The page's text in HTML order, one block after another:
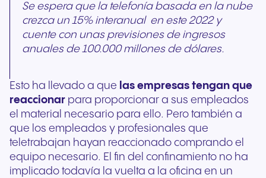
Se espera que la telefonía basada en la nube
crezca un 15% interanual en este 2022 y
cuente con unas previsiones de ingresos
anuales de 100.000 millones de dólares.
Esto ha llevado a que las empresas tengan que
reaccionar para proporcionar a sus empleados
el material necesario para ello. Pero también a
que los empleados y profesionales que
teletrabajan hayan reaccionado comprando el
equipo necesario. El fin del confinamiento no ha
implicado todavía la vuelta a la oficina en un